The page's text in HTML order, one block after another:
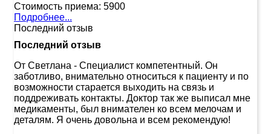
Стоимость приема: 5900
Подробнее...
Последний отзыв
Последний отзыв
От Светлана - Специалист компетентный. Он
заботливо, внимательно относиться к пациенту и по
возможности старается выходить на связь и
поддреживать контакты. Доктор так же выписал мне
медикаменты, был внимателен ко всем мелочам и
деталям. Я очень довольна и всем рекомендую!